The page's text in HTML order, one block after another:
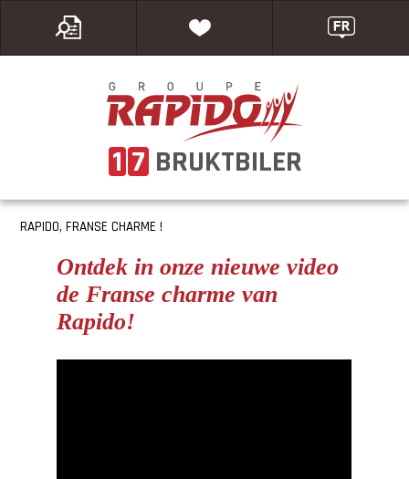
1 7 BRUKTBILER
RAPIDO, FRANSE CHARME !
Ontdek in onze nieuwe video
de Franse charme van
Rapido!